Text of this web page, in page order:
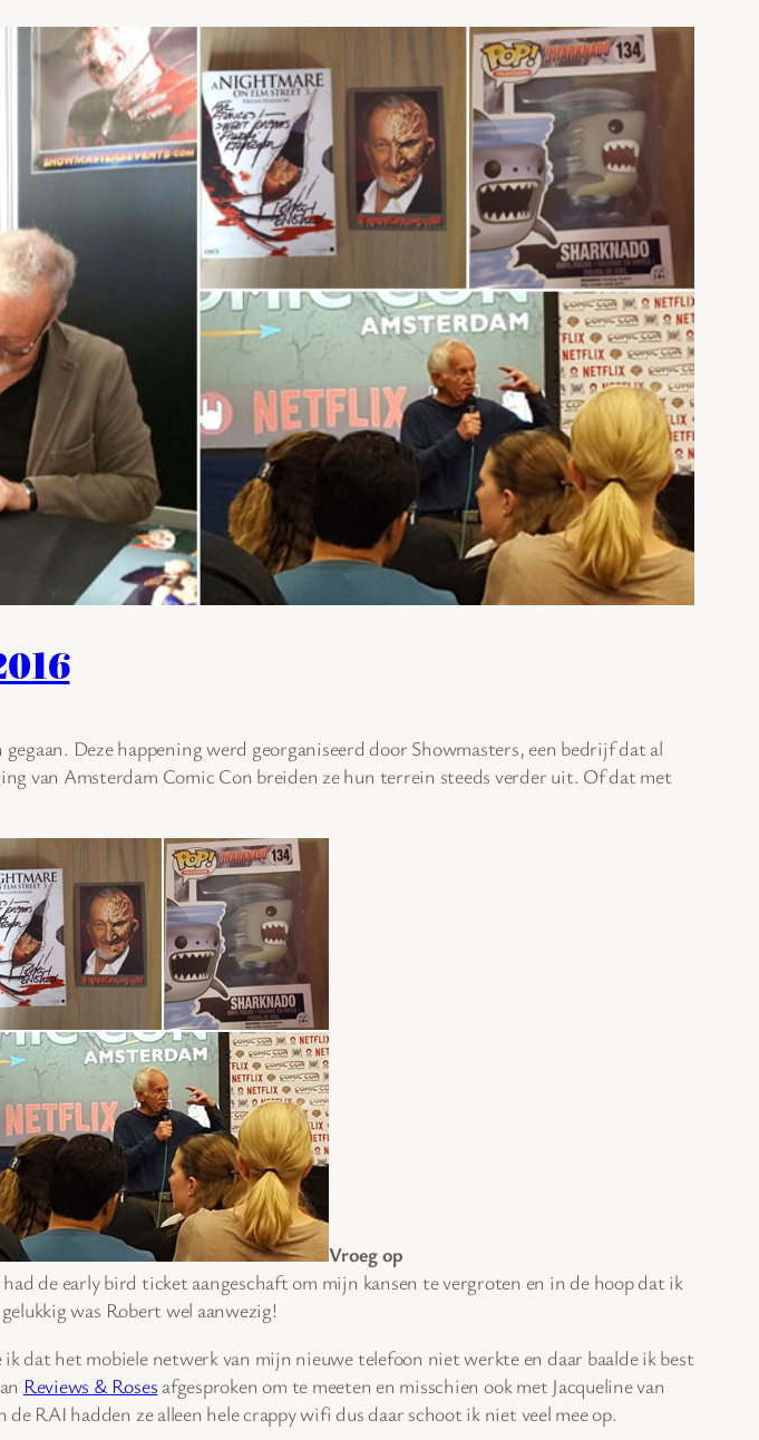
Deze happening werd georganiseerd door Showmasters, een bedrijf dat al
van Amsterdam Comic Con breiden ze hun terrein steeds verder uit. Of dat met
Vroeg op
de early bird ticket aangeschaft om mijn kansen te vergroten en in de hoop dat ik
was Robert wel aanwezig!
het mobiele netwerk van mijn nieuwe telefoon niet werkte en daar baalde ik best
Reviews & Roses afgesproken om te meeten en misschien ook met Jacqueline van
RAI hadden ze alleen hele crappy wifi dus daar schoot ik niet veel mee op.